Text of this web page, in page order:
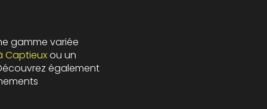
gamme variée
Captieuxou un
également